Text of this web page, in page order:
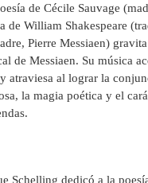
de Cécile Sauvage
de William Shakespeare
Pierre Messiaen)
de Messiaen. Su música
atraviesa al lograr la
la magia poética y el
Schelling dedicó a la